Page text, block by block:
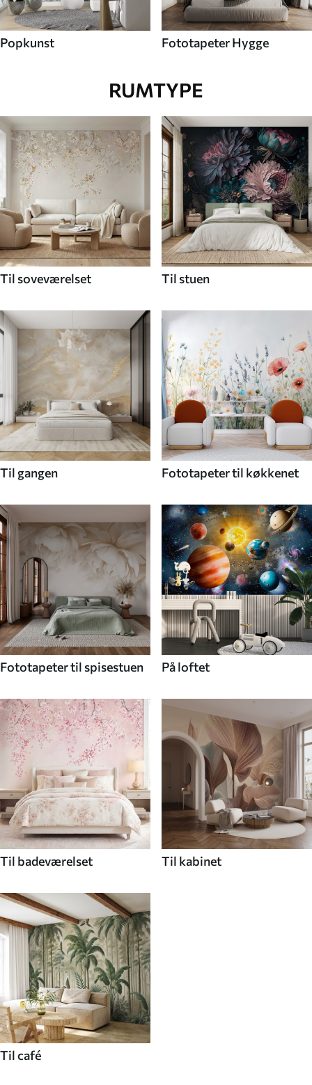
Popkunst Fototapeter Hygge
RUMTYPE
Til soveværelset Til stuen
Til gangen Fototapeter til køkkenet
Fototapeter til spisestuen På loftet
Til badeværelset Til kabinet
Til café